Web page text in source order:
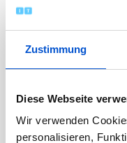
Zustimmung
Diese Webseite
Wir verwenden
personalisieren,
Februar 2021
Oktober 2020
September 2020